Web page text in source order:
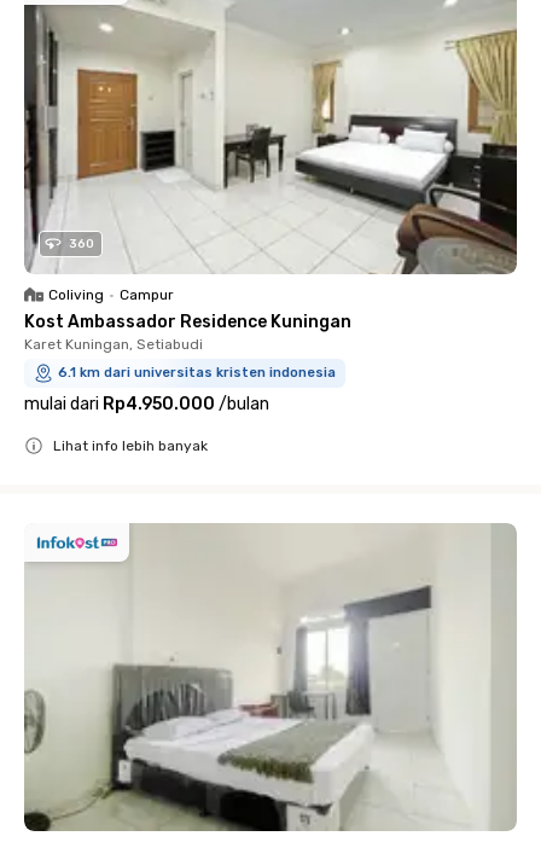
360
Coliving • Campur
Kost Ambassador Residence Kuningan
Karet Kuningan, Setiabudi
6.1 km dari universitas kristen indonesia
mulai dari Rp4.950.000 /bulan
Lihat info lebih banyak